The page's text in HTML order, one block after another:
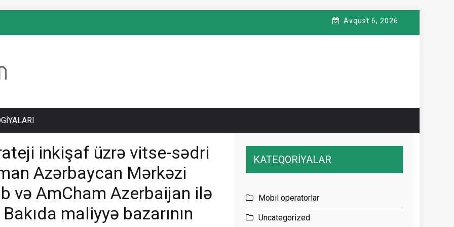
Avqust 6, 2026
inkişaf üzrə vitse-sədri
Azərbaycan Mərkəzi
və AmCham Azerbaijan ilə
maliyyə bazarının
KATEQORİYALAR
Mobil operatorlar
Uncategorized